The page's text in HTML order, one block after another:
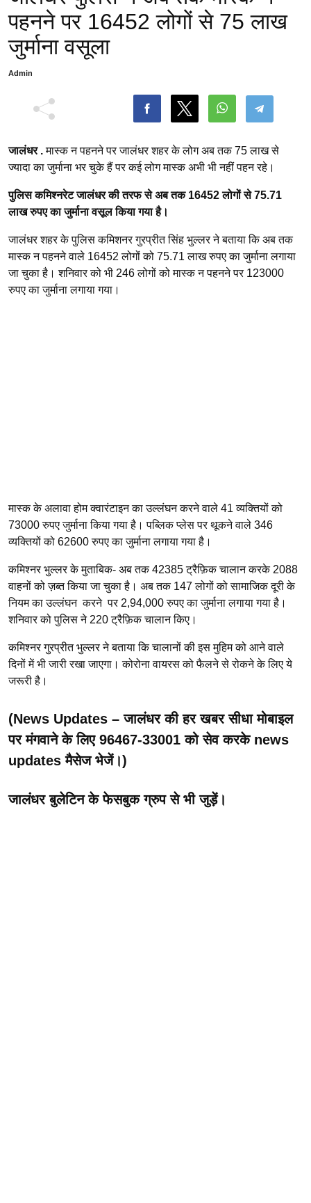
पहनने पर 16452 लोगों से 75 लाख
जुर्माना वसूला
Admin
जालंधर .मास्क न पहनने पर जालंधर शहर के लोग अब तक 75 लाख से
ज्यादा का जुर्माना भर चुके हैं पर कई लोग मास्क अभी भी नहीं पहन रहे।
पुलिस कमिश्नरेट जालंधर की तरफ से अब तक 16452 लोगों से 75.71
लाख रुपए का जुर्माना वसूल किया गया है।
जालंधर शहर के पुलिस कमिशनर गुरप्रीत सिंह भुल्लर ने बताया कि अब तक
मास्क न पहनने वाले 16452 लोगों को 75.71 लाख रुपए का जुर्माना लगाया
जा चुका है। शनिवार को भी 246 लोगों को मास्क न पहनने पर 123000
रुपए का जुर्माना लगाया गया।
मास्क के अलावा होम क्वारंटाइन का उल्लंघन करने वाले 41 व्यक्तियों को
73000 रुपए जुर्माना किया गया है। पब्लिक प्लेस पर थूकने वाले 346
व्यक्तियों को 62600 रुपए का जुर्माना लगाया गया है।
कमिश्नर भुल्लर के मुताबिक- अब तक 42385 ट्रैफ़िक चालान करके 2088
वाहनों को ज़ब्त किया जा चुका है। अब तक 147 लोगों को सामाजिक दूरी के
नियम का उल्लंघन करने पर 2,94,000 रुपए का जुर्माना लगाया गया है।
शनिवार को पुलिस ने 220 ट्रैफ़िक चालान किए।
कमिश्नर गुरप्रीत भुल्लर ने बताया कि चालानों की इस मुहिम को आने वाले
दिनों में भी जारी रखा जाएगा। कोरोना वायरस को फैलने से रोकने के लिए ये
जरूरी है।
(News Updates – जालंधर की हर खबर सीधा मोबाइल
पर मंगवाने के लिए 96467-33001 को सेव करके news
updates मैसेज भेजें।)
जालंधर बुलेटिन के फेसबुक ग्रुप से भी जुड़ें।